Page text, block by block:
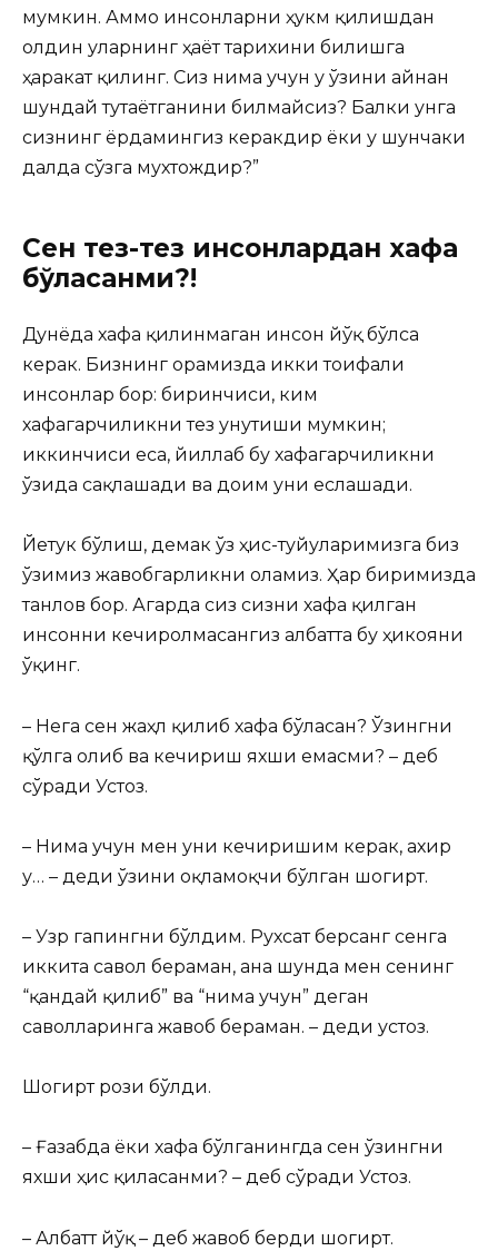
мумкин. Аммо инсонларни ҳукм қилишдан
олдин уларнинг ҳаёт тарихини билишга
ҳаракат қилинг. Сиз нима учун у ўзини айнан
шундай тутаётганини билмайсиз? Балки унга
сизнинг ёрдамингиз керакдир ёки у шунчаки
далда сўзга мухтождир?”
Сен тез-тез инсонлардан хафа
бўласанми?!
Дунёда хафа қилинмаган инсон йўқ бўлса
керак. Бизнинг орамизда икки тоифали
инсонлар бор: биринчиси, ким
хафагарчиликни тез унутиши мумкин;
иккинчиси еса, йиллаб бу хафагарчиликни
ўзида сақлашади ва доим уни еслашади.
Йетук бўлиш, демак ўз ҳис-туйғуларимизга биз
ўзимиз жавобгарликни оламиз. Ҳар биримизда
танлов бор. Агарда сиз сизни хафа қилган
инсонни кечиролмасангиз албатта бу ҳикояни
ўқинг.
– Нега сен жаҳл қилиб хафа бўласан? Ўзингни
қўлга олиб ва кечириш яхши емасми? – деб
сўради Устоз.
– Нима учун мен уни кечиришим керак, ахир
у… – деди ўзини оқламоқчи бўлган шогирт.
– Узр гапингни бўлдим. Рухсат берсанг сенга
иккита савол бераман, ана шунда мен сенинг
“қандай қилиб” ва “нима учун” деган
саволларинга жавоб бераман. – деди устоз.
Шогирт рози бўлди.
– Ғазабда ёки хафа бўлганингда сен ўзингни
яхши ҳис қиласанми? – деб сўради Устоз.
– Албатт йўқ – деб жавоб берди шогирт.